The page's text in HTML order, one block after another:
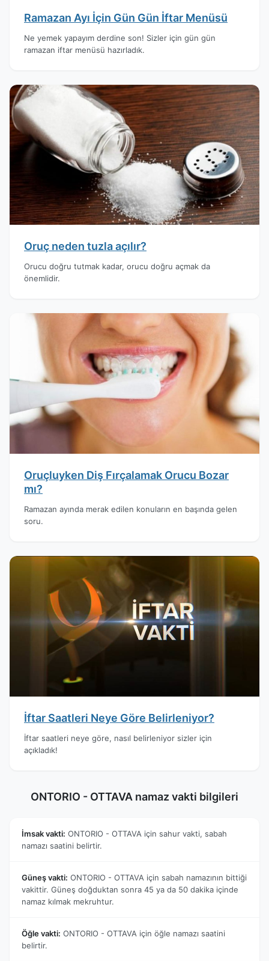
Ramazan Ayı İçin Gün Gün İftar Menüsü
Ne yemek yapayım derdine son! Sizler için gün gün
ramazan iftar menüsü hazırladık.
Oruç neden tuzla açılır?
Orucu doğru tutmak kadar, orucu doğru açmak da
önemlidir.
Oruçluyken Diş Fırçalamak Orucu Bozar
mı?
Ramazan ayında merak edilen konuların en başında gelen
soru.
İftar Saatleri Neye Göre Belirleniyor?
İftar saatleri neye göre, nasıl belirleniyor sizler için
açıkladık!
ONTORIO - OTTAVA namaz vakti bilgileri
İmsak vakti: ONTORIO - OTTAVA için sahur vakti, sabah
namazı saatini belirtir.
Güneş vakti: ONTORIO - OTTAVA için sabah namazının bittiği
vakittir. Güneş doğduktan sonra 45 ya da 50 dakika içinde
namaz kılmak mekruhtur.
Öğle vakti: ONTORIO - OTTAVA için öğle namazı saatini
belirtir.